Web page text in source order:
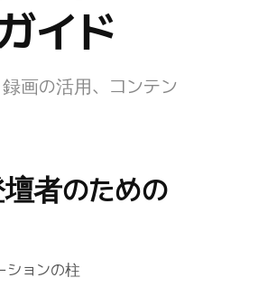
イド
画の活用、コンテン
者のための
ションの柱